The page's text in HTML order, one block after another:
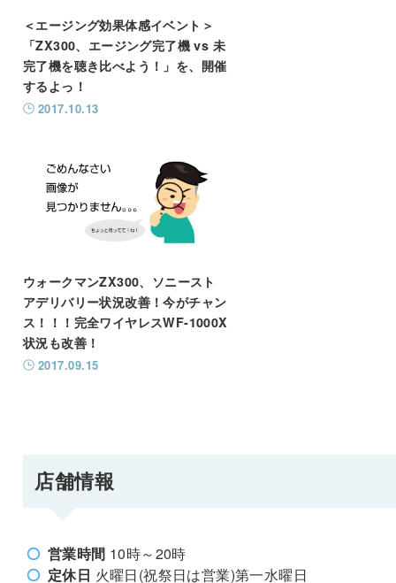
＜エージング効果体感イベント＞
「ZX300、エージング完了機 vs 未
完了機を聴き比べよう！」を、開催
するよっ！
2017.10.13
ウォークマンZX300、ソニースト
アデリバリー状況改善！今がチャン
ス！！！完全ワイヤレスWF-1000X
状況も改善！
2017.09.15
店舗情報
営業時間 10時～20時
定休日 火曜日(祝祭日は営業)第一水曜日